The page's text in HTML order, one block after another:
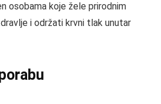
osobama koje žele prirodnim
i održati krvni tlak unutar